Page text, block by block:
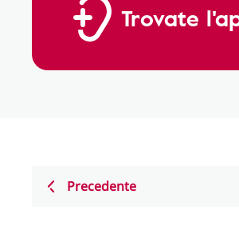
Trovate
Precedente